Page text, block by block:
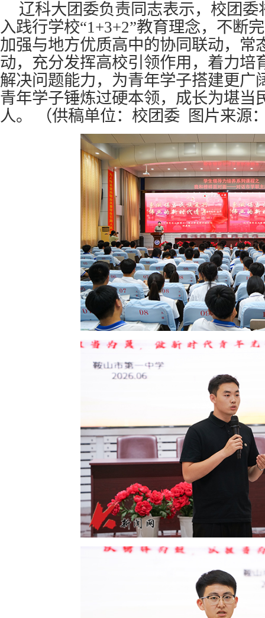
辽科大团委负责同志表示，校团
入践行学校“1+3+2”教育理念，不断
加强与地方优质高中的协同联动，常
动，充分发挥高校引领作用，着力培
解决问题能力，为青年学子搭建更广
青年学子锤炼过硬本领，成长为堪当
人。
（供稿单位：校团委 图片来源